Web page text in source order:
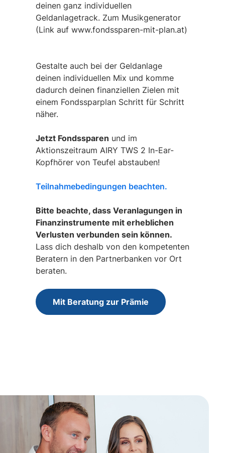
deinen ganz individuellen
Geldanlagetrack. Zum Musikgenerator
(Link auf www.fondssparen-mit-plan.at)
Gestalte auch bei der Geldanlage
deinen individuellen Mix und komme
dadurch deinen finanziellen Zielen mit
einem Fondssparplan Schritt für Schritt
näher.
Jetzt Fondssparen und im
Aktionszeitraum AIRY TWS 2 In-Ear-
Kopfhörer von Teufel abstauben!
Teilnahmebedingungen beachten.
Bitte beachte, dass Veranlagungen in
Finanzinstrumente mit erheblichen
Verlusten verbunden sein können.
Lass dich deshalb von den kompetenten
Beratern in den Partnerbanken vor Ort
beraten.
Mit Beratung zur Prämie